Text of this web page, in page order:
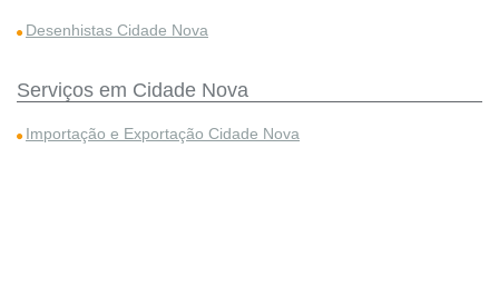
Desenhistas Cidade Nova
Serviços em Cidade Nova
Importação e Exportação Cidade Nova